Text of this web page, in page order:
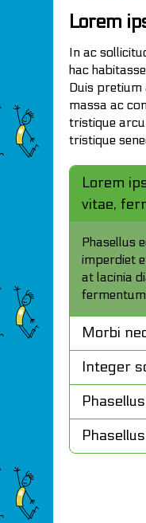
Lorem
In ac
hac
Duis pretium
massa ac
tristique
tristique
Lorem
vitae,
Phasellus
imperdiet
at lacinia
Morbi
Integer